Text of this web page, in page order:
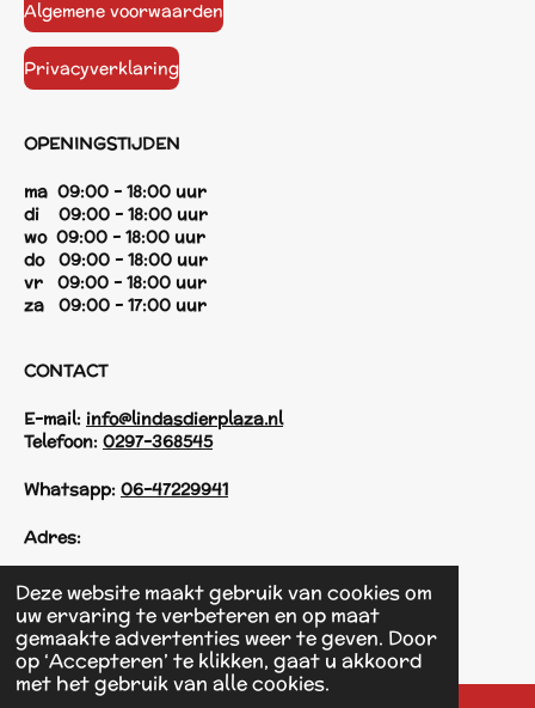
Deze website maakt gebruik van cookies om
uw ervaring te verbeteren en op maat
gemaakte advertenties weer te geven. Door
op ‘Accepteren’ te klikken, gaat u akkoord
met het gebruik van alle cookies.
Algemene voorwaarden
Privacyverklaring
OPENINGSTIJDEN
ma 09:00 - 18:00 uur
di 09:00 - 18:00 uur
wo 09:00 - 18:00 uur
do 09:00 - 18:00 uur
vr 09:00 - 18:00 uur
za 09:00 - 17:00 uur
CONTACT
E-mail: info@lindasdierplaza.nl
Telefoon: 0297-368545
Whatsapp: 06-47229941
Adres:
Einsteinstraat 125
1433 KH Kudelstaart
F
a
© 2017 - 2026 Linda's Dierplaza